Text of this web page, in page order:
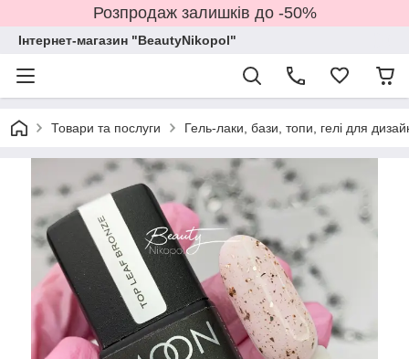
Розпродаж залишків до -50%
Інтернет-магазин "BeautyNikopol"
Товари та послуги Гель-лаки, бази, топи, гелі для